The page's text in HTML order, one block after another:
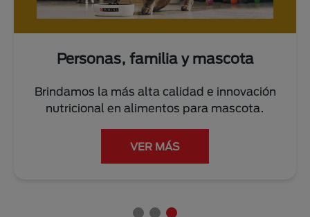
Personas, familia y mascota
Brindamos la más alta calidad e innovación
nutricional en alimentos para mascota.
VER MÁS